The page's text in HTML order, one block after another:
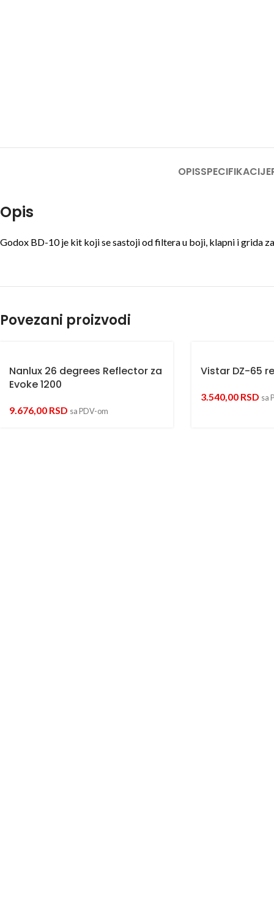
OPISSPECIFIKACIJE
Opis
Godox BD-10 je kit koji se sastoji od filtera u boji, klapni i grida
Povezani proizvodi
Nanlux 26 degrees Reflector za
Evoke 1200
9.676,00 RSD sa PDV-om
Vistar DZ-65
3.540,00 RSD sa